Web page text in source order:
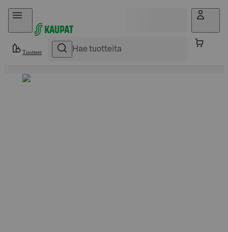
Hyppää sisältöön
Tuotteet